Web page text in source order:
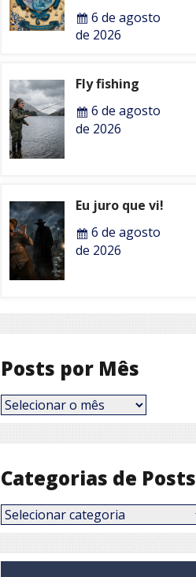
6 de agosto
de 2026
Fly fishing
6 de agosto
de 2026
Eu juro que vi!
6 de agosto
de 2026
Posts por Mês
Posts
por
Categorias de Posts
Categorias
de